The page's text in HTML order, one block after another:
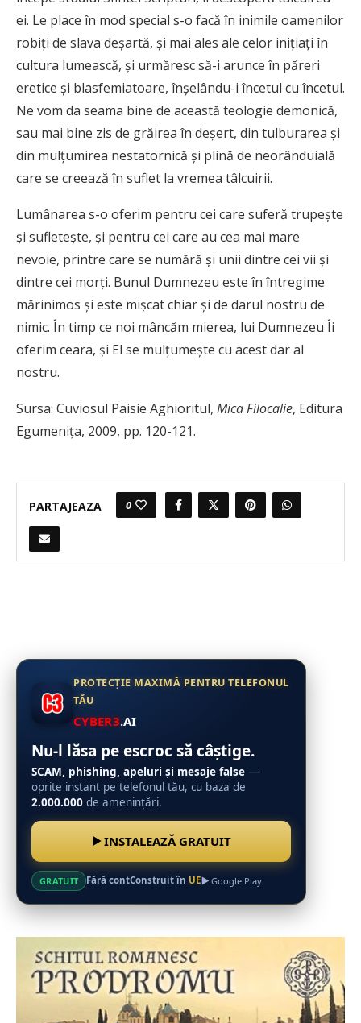
ei. Le place în mod special s-o facă în inimile oamenilor
robiţi de slava deşartă, şi mai ales ale celor iniţiaţi în
cultura lumească, şi urmăresc să-i arunce în păreri
eretice şi blasfemiatoare, înşelându-i încetul cu încetul.
Ne vom da seama bine de această teologie demonică,
sau mai bine zis de grăirea în deşert, din tulburarea şi
din mulţumirea nestatornică şi plină de neorânduială
care se creează în suflet la vremea tâlcuirii.
Lumânarea s-o oferim pentru cei care suferă trupeşte
şi sufleteşte, şi pentru cei care au cea mai mare
nevoie, printre care se numără şi unii dintre cei vii şi
dintre cei morţi. Bunul Dumnezeu este în întregime
mărinimos şi este mişcat chiar şi de darul nostru de
nimic. În timp ce noi mâncăm mierea, lui Dumnezeu Îi
oferim ceara, şi El se mulţumeşte cu acest dar al
nostru.
Sursa: Cuviosul Paisie Aghioritul, Mica Filocalie, Editura
Egumeniţa, 2009, pp. 120-121.
PARTAJEAZA 0
PROTECȚIE MAXIMĂ PENTRU TELEFONUL
TĂU
CYBER3.AI
Nu-l lăsa pe escroc să câștige.
SCAM, phishing, apeluri și mesaje false —
oprite instant pe telefonul tău, cu baza de
2.000.000 de amenințări.
INSTALEAZĂ GRATUIT
GRATUIT Fără contConstruit în UE Google Play